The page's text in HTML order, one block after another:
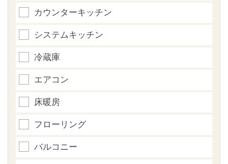
カウンターキッチン
システムキッチン
冷蔵庫
エアコン
床暖房
フローリング
バルコニー